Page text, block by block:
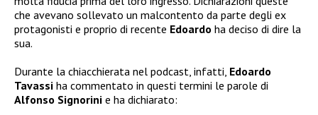
che avevano sollevato un malcontento da parte degli ex
protagonisti e proprio di recente Edoardo ha deciso di dire la
sua.
Durante la chiacchierata nel podcast, infatti, Edoardo
Tavassi ha commentato in questi termini le parole di
Alfonso Signorini e ha dichiarato: